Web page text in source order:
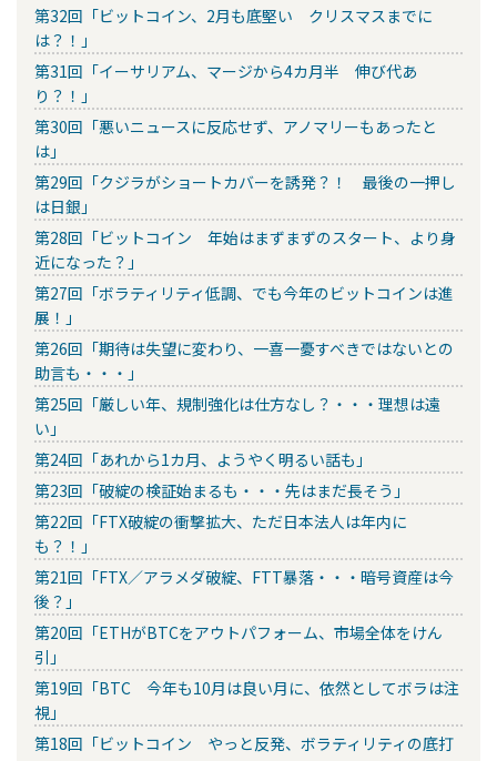
第32回「ビットコイン、2月も底堅い クリスマスまでに
は？！」
第31回「イーサリアム、マージから4カ月半 伸び代あ
り？！」
第30回「悪いニュースに反応せず、アノマリーもあったと
は」
第29回「クジラがショートカバーを誘発？！ 最後の一押し
は日銀」
第28回「ビットコイン 年始はまずまずのスタート、より身
近になった？」
第27回「ボラティリティ低調、でも今年のビットコインは進
展！」
第26回「期待は失望に変わり、一喜一憂すべきではないとの
助言も・・・」
第25回「厳しい年、規制強化は仕方なし？・・・理想は遠
い」
第24回「あれから1カ月、ようやく明るい話も」
第23回「破綻の検証始まるも・・・先はまだ長そう」
第22回「FTX破綻の衝撃拡大、ただ日本法人は年内に
も？！」
第21回「FTX／アラメダ破綻、FTT暴落・・・暗号資産は今
後？」
第20回「ETHがBTCをアウトパフォーム、市場全体をけん
引」
第19回「BTC 今年も10月は良い月に、依然としてボラは注
視」
第18回「ビットコイン やっと反発、ボラティリティの底打